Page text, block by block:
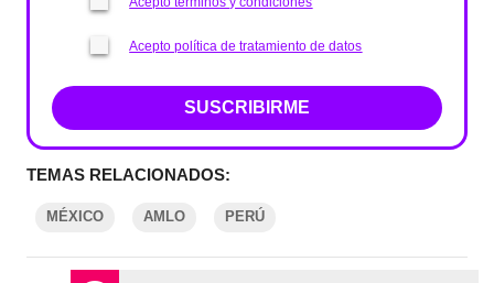
Acepto política de tratamiento de datos
SUSCRIBIRME
TEMAS RELACIONADOS:
MÉXICO AMLO PERÚ